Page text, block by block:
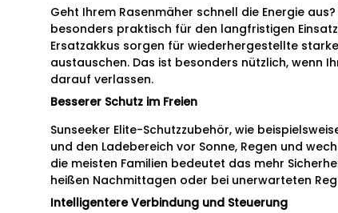
Geht Ihrem Rasenmäher schnell die Energie
besonders praktisch für den langfristigen
Ersatzakkus sorgen für wiederhergestellte
austauschen. Das ist besonders nützlich, wenn
darauf verlassen.
Besserer Schutz im Freien
Sunseeker Elite-Schutzzubehör, wie
und den Ladebereich vor Sonne, Regen und
die meisten Familien bedeutet das mehr
heißen Nachmittagen oder bei unerwarteten
Intelligentere Verbindung und Steuerung